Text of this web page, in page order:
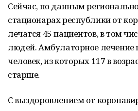
Сейчас, по данным
стационарах республики от
лечатся 45 пациентов, в том
людей. Амбулаторное лечение
человек, из которых 117 в
старше.
С выздоровлением от